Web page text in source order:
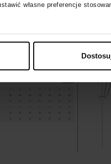
własne preferencje